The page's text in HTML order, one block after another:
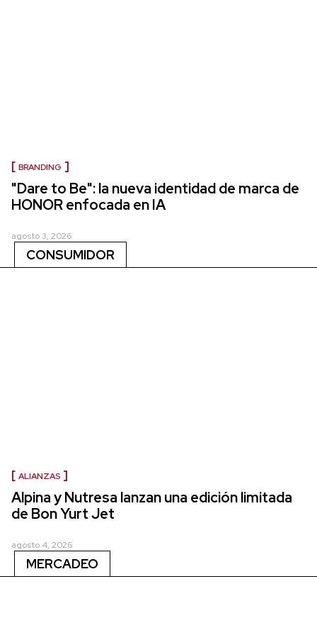
BRANDING
"Dare to Be": la nueva identidad de marca de
HONOR enfocada en IA
agosto 3, 2026
CONSUMIDOR
ALIANZAS
Alpina y Nutresa lanzan una edición limitada
de Bon Yurt Jet
agosto 4, 2026
MERCADEO